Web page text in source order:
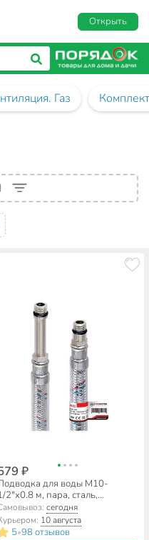
Открыть
Газ
₽
для воды М10-
2"х0.8 м, пара, сталь,
ProFactor
сегодня
10 августа
5•98 отзывов